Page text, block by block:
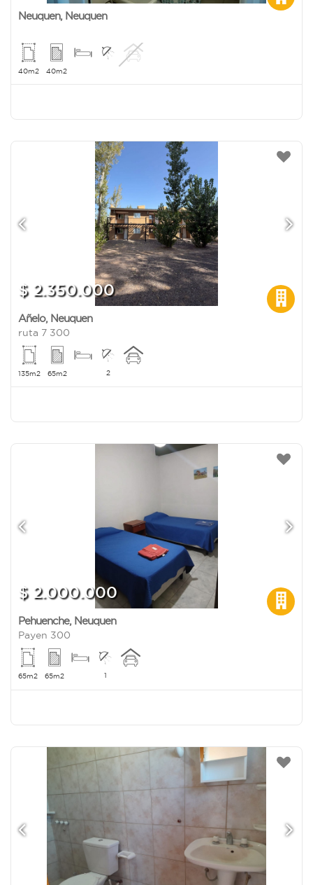
Neuquen, Neuquen
40m2 40m2
$ 2.350.000
Añelo, Neuquen
ruta 7 300
135m2 65m2 2
$ 2.000.000
Pehuenche, Neuquen
Payen 300
65m2 65m2 1